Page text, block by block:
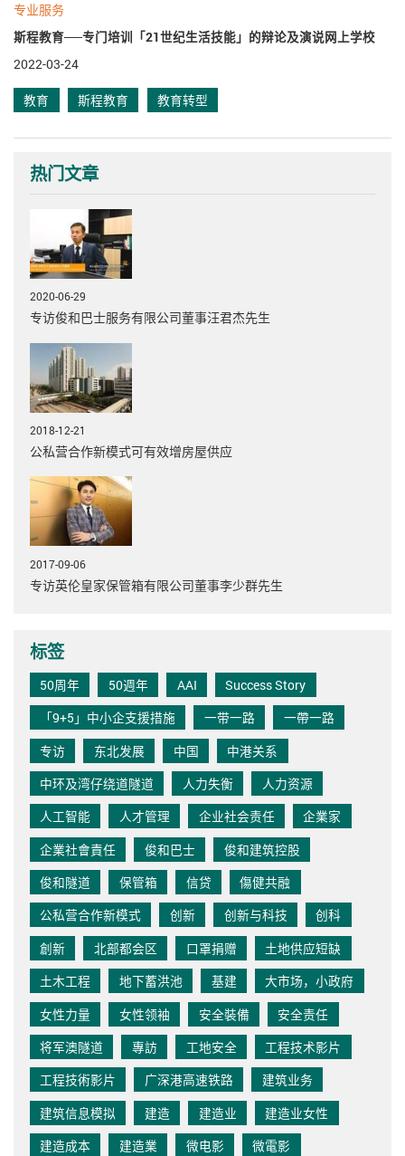
专业服务
斯程教育──专门培训「21世纪生活技能」的辩论及演说网上学校
2022-03-24
教育 斯程教育 教育转型
热门文章
2020-06-29
专访俊和巴士服务有限公司董事汪君杰先生
2018-12-21
公私营合作新模式可有效增房屋供应
2017-09-06
专访英伦皇家保管箱有限公司董事李少群先生
标签
50周年 50週年 AAI
Success Story
「9+5」中小企支援措施
一带一路
一帶一路
专访
东北发展 中国
中港关系
中环及湾仔绕道隧道
人力失衡
人力资源
人工智能
人才管理 企业社会责任
企業家
企業社會責任
俊和巴士
俊和建筑控股
俊和隧道
保管箱 信贷
傷健共融
公私营合作新模式
创新 创新与科技
创科
創新
北部都会区 口罩捐赠
土地供应短缺
土木工程
地下蓄洪池 基建
大市场，小政府
女性力量
女性领袖 安全裝備
安全责任
将军澳隧道
專訪 工地安全
工程技术影片
工程技術影片
广深港高速铁路
建筑业务
建筑信息模拟
建造 建造业
建造业女性
建造成本
建造業 微电影
微電影